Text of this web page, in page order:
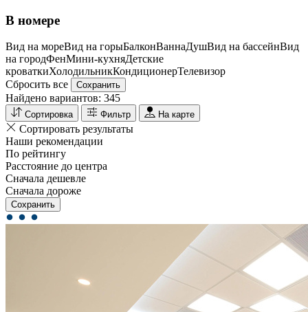
В номере
Вид на мореВид на горыБалконВаннаДушВид на бассейнВид
на городФенМини-кухняДетские
кроваткиХолодильникКондиционерТелевизор
Сбросить все
Сохранить
Найдено вариантов: 345
Сортировка Фильтр На карте
Сортировать результаты
Наши рекомендации
По рейтингу
Расстояние до центра
Сначала дешевле
Сначала дороже
Сохранить